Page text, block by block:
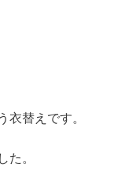
衣替えです。
た。